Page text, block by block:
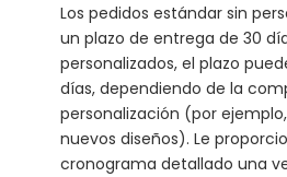
Los pedidos estándar sin
un plazo de entrega de 30
personalizados, el plazo
días, dependiendo de la
personalización (por
nuevos diseños). Le
cronograma detallado una